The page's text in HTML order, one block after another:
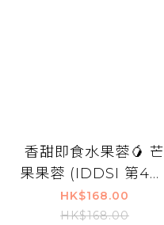
香甜即食水果蓉🥭 芒
果果蓉 (IDDSI 第4級)
6盒裝
HK$168.00
HK$168.00